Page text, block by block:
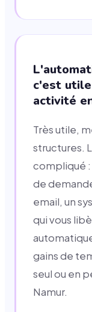
c'est
activité
Très utile,
structures.
compliqué
de
email, un
qui vous
gains de
seul ou en
Namur.